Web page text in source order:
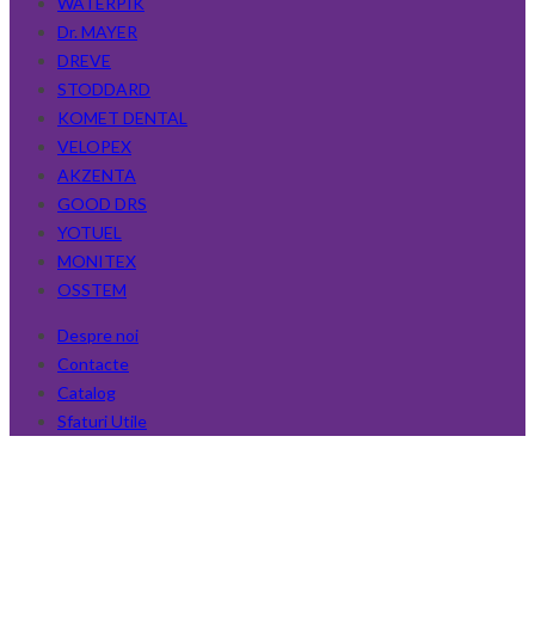
Dr. MAYER
DREVE
STODDARD
KOMET DENTAL
VELOPEX
AKZENTA
GOOD DRS
YOTUEL
MONITEX
OSSTEM
Despre noi
Contacte
Catalog
Sfaturi Utile